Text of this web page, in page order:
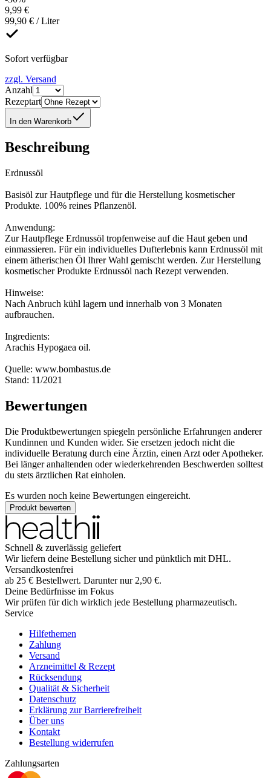
9,99 €
99,90 € / Liter
Sofort verfügbar
zzgl. Versand
Anzahl
Rezeptart
In den Warenkorb
Beschreibung
Erdnussöl
Basisöl zur Hautpflege und für die Herstellung kosmetischer
Produkte. 100% reines Pflanzenöl.
Anwendung:
Zur Hautpflege Erdnussöl tropfenweise auf die Haut geben und
einmassieren. Für ein individuelles Dufterlebnis kann Erdnussöl mit
einem ätherischen Öl Ihrer Wahl gemischt werden. Zur Herstellung
kosmetischer Produkte Erdnussöl nach Rezept verwenden.
Hinweise:
Nach Anbruch kühl lagern und innerhalb von 3 Monaten
aufbrauchen.
Ingredients:
Arachis Hypogaea oil.
Quelle: www.bombastus.de
Stand: 11/2021
Bewertungen
Die Produktbewertungen spiegeln persönliche Erfahrungen anderer
Kundinnen und Kunden wider. Sie ersetzen jedoch nicht die
individuelle Beratung durch eine Ärztin, einen Arzt oder Apotheker.
Bei länger anhaltenden oder wiederkehrenden Beschwerden solltest
du stets ärztlichen Rat einholen.
Es wurden noch keine Bewertungen eingereicht.
Produkt bewerten
Schnell & zuverlässig geliefert
Wir liefern deine Bestellung sicher und pünktlich mit DHL.
Versandkostenfrei
ab 25 € Bestellwert. Darunter nur 2,90 €.
Deine Bedürfnisse im Fokus
Wir prüfen für dich wirklich jede Bestellung pharmazeutisch.
Service
Hilfethemen
Zahlung
Versand
Arzneimittel & Rezept
Rücksendung
Qualität & Sicherheit
Datenschutz
Erklärung zur Barrierefreiheit
Über uns
Kontakt
Bestellung widerrufen
Zahlungsarten